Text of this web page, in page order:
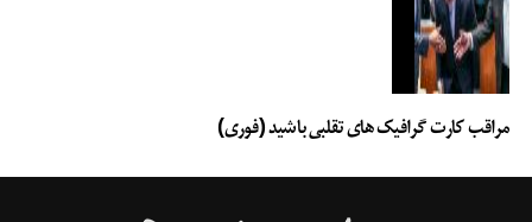
مراقب کارت گرافیک های تقلبی باشید (فوری)